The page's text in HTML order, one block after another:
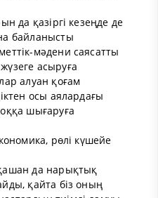
да қазіргі кезеңде де
байланысты
мәдени саясатты
асыруға
алуан қоғам
осы аялардағы
шығаруға
рөлі күшейе
да нарықтық
қайта біз оның